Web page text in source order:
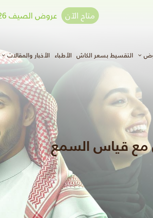
متاح الآن عروض الصيف 2026
التقسيط بسعر الكاش الأطباء الأخبار والمقالات
قياس السمع